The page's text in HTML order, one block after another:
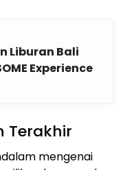
Liburan Bali
Experience
Terakhir
mengenai